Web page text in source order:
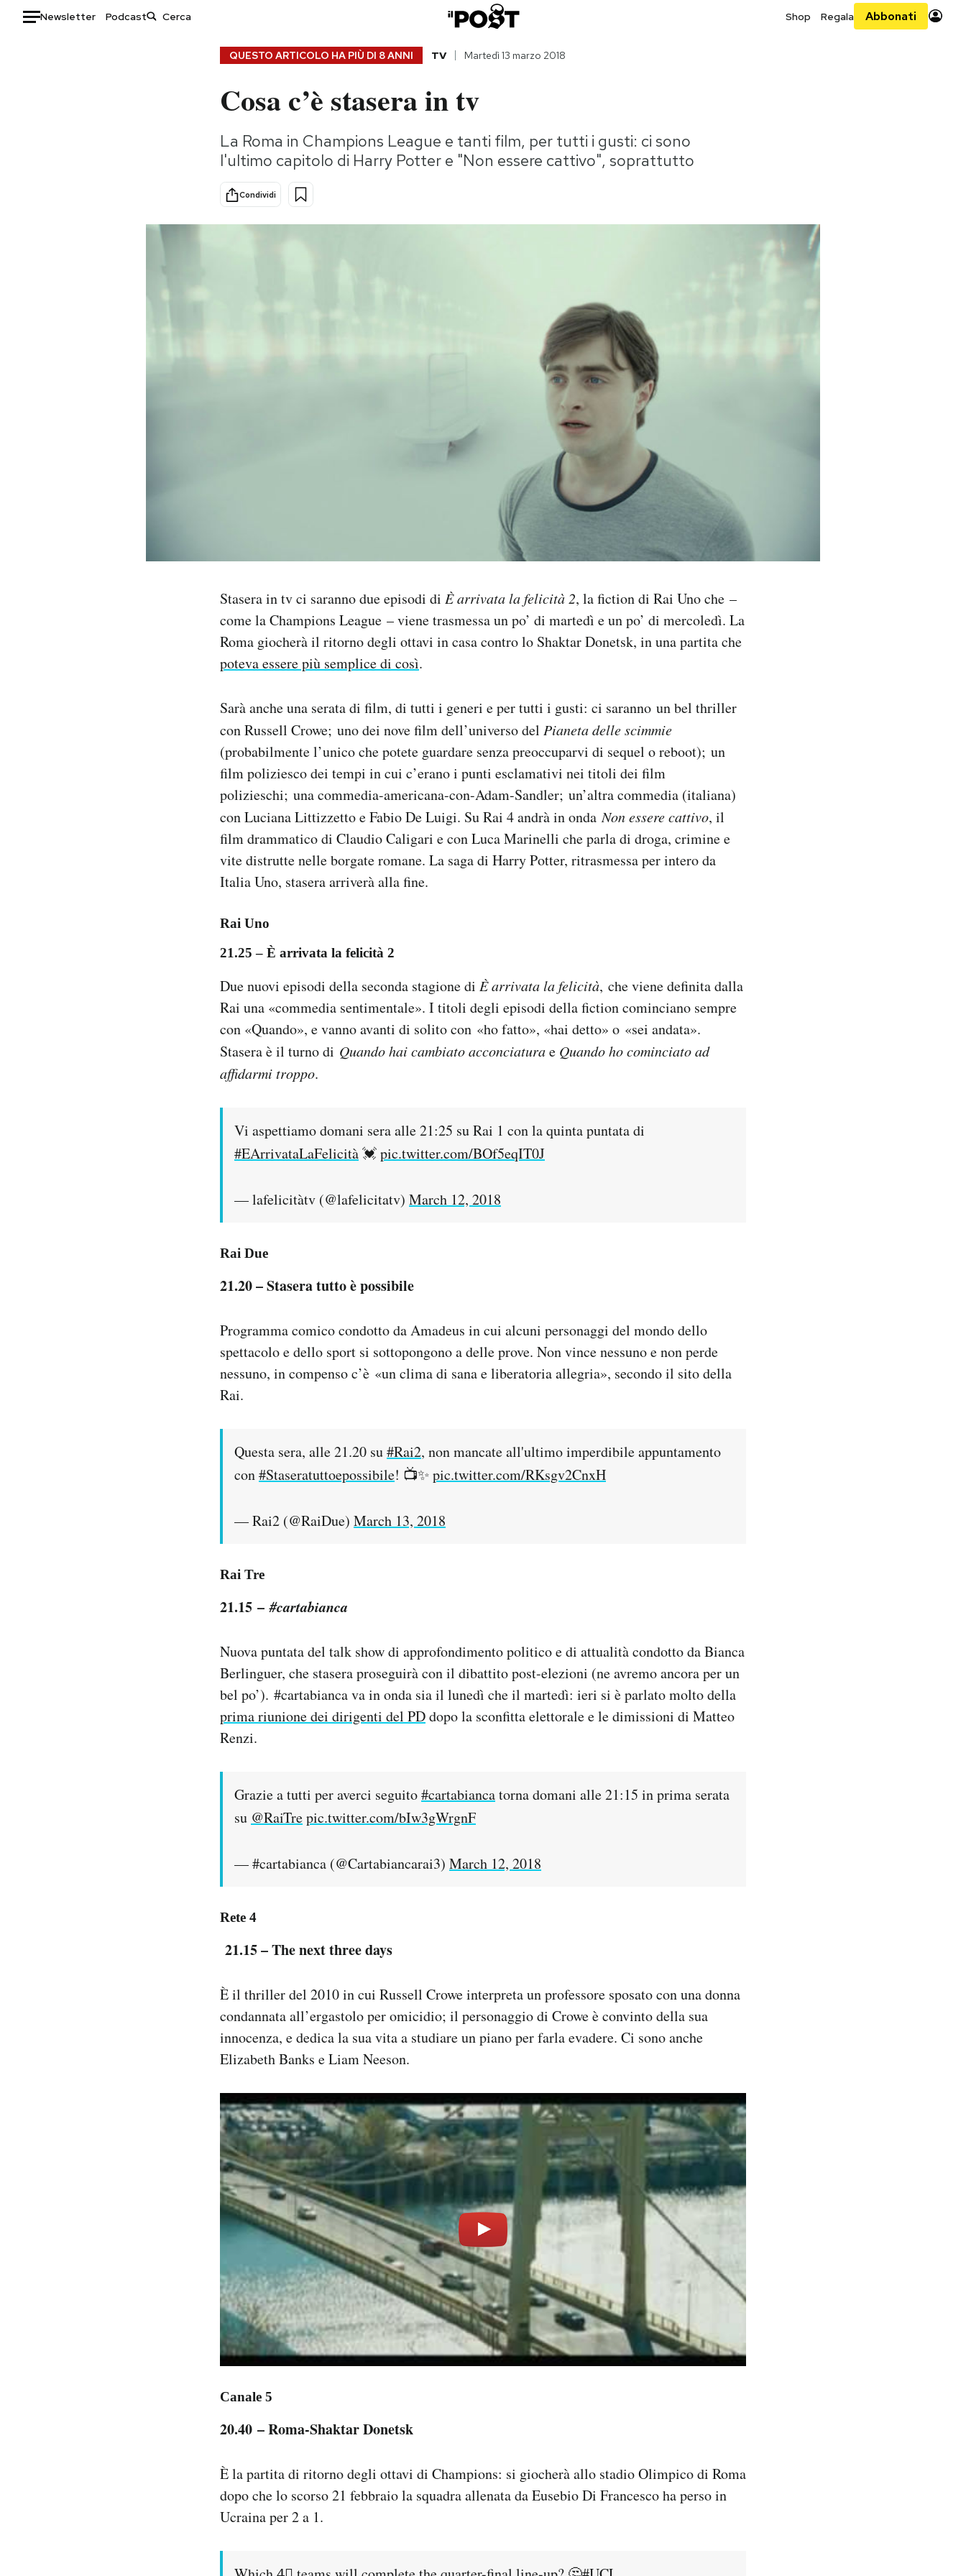
Newsletter Podcast Shop Regala Abbonati
Consumismi
Storie/Idee
Ok Boomer!
Media
Mondiali calcio 2026
QUESTO ARTICOLO HA PIÙ DI 8 ANNI TV Martedì 13 marzo 2018
Cosa c’è stasera in tv
La Roma in Champions League e tanti film, per tutti i gusti: ci sono
l'ultimo capitolo di Harry Potter e "Non essere cattivo", soprattutto
Condividi
Stasera in tv ci saranno due episodi di È arrivata la felicità 2, la fiction di Rai Uno che –
come la Champions League – viene trasmessa un po’ di martedì e un po’ di mercoledì. La
Roma giocherà il ritorno degli ottavi in casa contro lo Shaktar Donetsk, in una partita che
poteva essere più semplice di così.
Sarà anche una serata di film, di tutti i generi e per tutti i gusti: ci saranno un bel thriller
con Russell Crowe; uno dei nove film dell’universo del Pianeta delle scimmie
(probabilmente l’unico che potete guardare senza preoccuparvi di sequel o reboot); un
film poliziesco dei tempi in cui c’erano i punti esclamativi nei titoli dei film
polizieschi; una commedia-americana-con-Adam-Sandler; un’altra commedia (italiana)
con Luciana Littizzetto e Fabio De Luigi. Su Rai 4 andrà in ondaNon essere cattivo, il
film drammatico di Claudio Caligari e con Luca Marinelli che parla di droga, crimine e
vite distrutte nelle borgate romane. La saga di Harry Potter, ritrasmessa per intero da
Italia Uno, stasera arriverà alla fine.
Rai Uno
21.25 – È arrivata la felicità 2
Due nuovi episodi della seconda stagione di È arrivata la felicità, che viene definita dalla
Rai una «commedia sentimentale». I titoli degli episodi della fiction cominciano sempre
con «Quando», e vanno avanti di solito con «ho fatto», «hai detto» o «sei andata».
Stasera è il turno di Quando hai cambiato acconciaturae Quando ho cominciato ad
affidarmi troppo.
Vi aspettiamo domani sera alle 21:25 su Rai 1 con la quinta puntata di
#EArrivataLaFelicità💓pic.twitter.com/BOf5eqIT0J
— lafelicitàtv (@lafelicitatv) March 12, 2018
Rai Due
21.20 – Stasera tutto è possibile
Programma comico condotto da Amadeus in cui alcuni personaggi del mondo dello
spettacolo e dello sport si sottopongono a delle prove. Non vince nessuno e non perde
nessuno, in compenso c’è «un clima di sana e liberatoria allegria», secondo il sito della
Rai.
Questa sera, alle 21.20 su#Rai2, non mancate all'ultimo imperdibile appuntamento
con#Staseratuttoepossibile! 📺✨pic.twitter.com/RKsgv2CnxH
— Rai2 (@RaiDue) March 13, 2018
Rai Tre
21.15 –#cartabianca
Nuova puntata del talk show di approfondimento politico e di attualità condotto da Bianca
Berlinguer, che stasera proseguirà con il dibattito post-elezioni (ne avremo ancora per un
bel po’). #cartabianca va in onda sia il lunedì che il martedì: ieri si è parlato molto della
prima riunione dei dirigenti del PDdopo la sconfitta elettorale e le dimissioni di Matteo
Renzi.
Grazie a tutti per averci seguito#cartabiancatorna domani alle 21:15 in prima serata
su @RaiTrepic.twitter.com/bIw3gWrgnF
— #cartabianca (@Cartabiancarai3) March 12, 2018
Rete 4
21.15 – The next three days
È il thriller del 2010 in cui Russell Crowe interpreta un professore sposato con una donna
condannata all’ergastolo per omicidio; il personaggio di Crowe è convinto della sua
innocenza, e dedica la sua vita a studiare un piano per farla evadere. Ci sono anche
Elizabeth Banks e Liam Neeson.
Canale 5
20.40 – Roma-Shaktar Donetsk
È la partita di ritorno degli ottavi di Champions: si giocherà allo stadio Olimpico di Roma
dopo che lo scorso 21 febbraio la squadra allenata da Eusebio Di Francesco ha perso in
Ucraina per 2 a 1.